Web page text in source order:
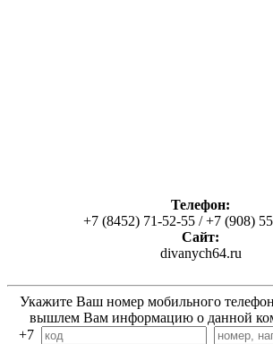
Телефон:
+7 (8452) 71-52-55 / +7 (908)
Сайт:
divanych64.ru
Укажите Ваш номер мобильного
вышлем Вам информацию о данной
+7